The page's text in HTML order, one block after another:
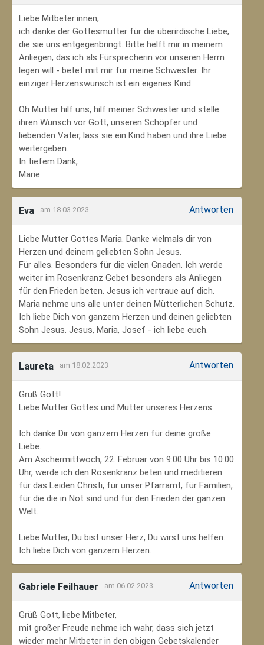
Liebe Mitbeter:innen,
ich danke der Gottesmutter für die überirdische Liebe,
die sie uns entgegenbringt. Bitte helft mir in meinem
Anliegen, das ich als Fürsprecherin vor unseren Herrn
legen will - betet mit mir für meine Schwester. Ihr
einziger Herzenswunsch ist ein eigenes Kind.
Oh Mutter hilf uns, hilf meiner Schwester und stelle
ihren Wunsch vor Gott, unseren Schöpfer und
liebenden Vater, lass sie ein Kind haben und ihre Liebe
weitergeben.
In tiefem Dank,
Marie
Eva am 18.03.2023 Antworten
Liebe Mutter Gottes Maria. Danke vielmals dir von
Herzen und deinem geliebten Sohn Jesus.
Für alles. Besonders für die vielen Gnaden. Ich werde
weiter im Rosenkranz Gebet besonders als Anliegen
für den Frieden beten. Jesus ich vertraue auf dich.
Maria nehme uns alle unter deinen Mütterlichen Schutz.
Ich liebe Dich von ganzem Herzen und deinen geliebten
Sohn Jesus. Jesus, Maria, Josef - ich liebe euch.
Laureta am 18.02.2023 Antworten
Grüß Gott!
Liebe Mutter Gottes und Mutter unseres Herzens.
Ich danke Dir von ganzem Herzen für deine große
Liebe.
Am Aschermittwoch, 22. Februar von 9:00 Uhr bis 10:00
Uhr, werde ich den Rosenkranz beten und meditieren
für das Leiden Christi, für unser Pfarramt, für Familien,
für die die in Not sind und für den Frieden der ganzen
Welt.
Liebe Mutter, Du bist unser Herz, Du wirst uns helfen.
Ich liebe Dich von ganzem Herzen.
Gabriele Feilhauer am 06.02.2023 Antworten
Grüß Gott, liebe Mitbeter,
mit großer Freude nehme ich wahr, dass sich jetzt
wieder mehr Mitbeter in den obigen Gebetskalender